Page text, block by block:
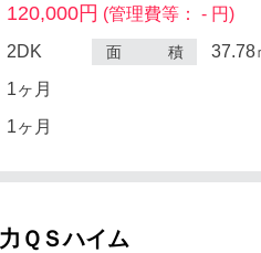
120,000円 (管理費等： - 円)
2DK 面 積 37.78
1ヶ月
1ヶ月
ＱＳハイム